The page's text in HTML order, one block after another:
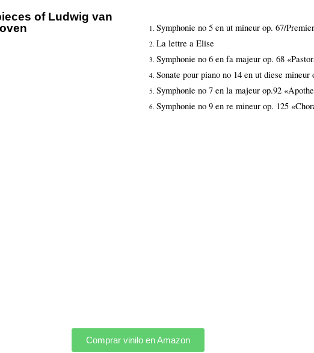
of Ludwig van
Symphonie no 5 en ut mineur op. 67/
La lettre a Elise
Symphonie no 6 en fa majeur op. 68
Sonate pour piano no 14 en ut diese mineur
Symphonie no 7 en la majeur op.92
Symphonie no 9 en re mineur op. 125
Comprar vinilo en Amazon